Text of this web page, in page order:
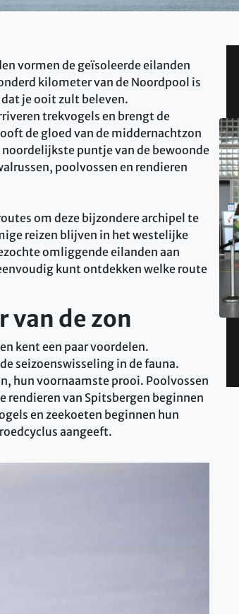
vormen de geïsoleerde eilanden
kilometer van de Noordpool is
je ooit zult beleven.
trekvogels en brengt de
de gloed van de middernachtzon
puntje van de bewoonde
poolvossen en rendieren
om deze bijzondere archipel te
reizen blijven in het westelijke
omliggende eilanden aan
kunt ontdekken welke route
van de zon
kent een paar voordelen.
seizoenswisseling in de fauna.
hun voornaamste prooi. Poolvossen
rendieren van Spitsbergen beginnen
en zeekoeten beginnen hun
aangeeft.